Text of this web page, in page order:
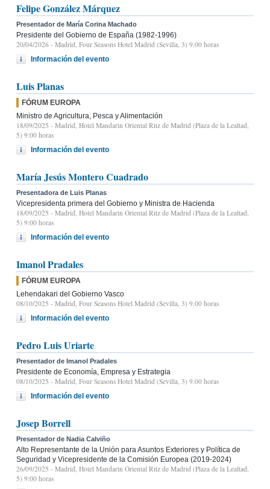
Felipe González Márquez
Presentador de María Corina Machado
Presidente del Gobierno de España (1982-1996)
20/04/2026 - Madrid, Four Seasons Hotel Madrid (Sevilla, 3) 9.00 horas
Información del evento
Luis Planas
FÓRUM EUROPA
Ministro de Agricultura, Pesca y Alimentación
18/09/2025 - Madrid, Hotel Mandarin Oriental Ritz de Madrid (Plaza de la Lealtad,
5) 9:00 horas
Información del evento
María Jesús Montero Cuadrado
Presentadora de Luis Planas
Vicepresidenta primera del Gobierno y Ministra de Hacienda
18/09/2025 - Madrid, Hotel Mandarin Oriental Ritz de Madrid (Plaza de la Lealtad,
5) 9:00 horas
Información del evento
Imanol Pradales
FÓRUM EUROPA
Lehendakari del Gobierno Vasco
08/10/2025 - Madrid, Four Seasons Hotel Madrid (Sevilla, 3) 9.00 horas
Información del evento
Pedro Luis Uriarte
Presentador de Imanol Pradales
Presidente de Economía, Empresa y Estrategia
08/10/2025 - Madrid, Four Seasons Hotel Madrid (Sevilla, 3) 9.00 horas
Información del evento
Josep Borrell
Presentador de Nadia Calviño
Alto Representante de la Unión para Asuntos Exteriores y Política de
Seguridad y Vicepresidente de la Comisión Europea (2019-2024)
26/09/2025 - Madrid, Hotel Mandarin Oriental Ritz de Madrid (Plaza de la Lealtad,
5) 9:00 horas